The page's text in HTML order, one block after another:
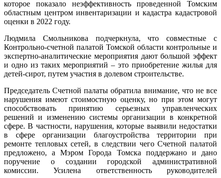
которое показало неэффективность проведенной Томским
областным центром инвентаризации и кадастра кадастровой
оценки в 2022 году.
Людмила Смольникова подчеркнула, что совместные с
Контрольно-счетной палатой Томской области контрольные и
экспертно-аналитические мероприятия дают большой эффект
и одно из таких мероприятий – это приобретение жилья для
детей-сирот, путем участия в долевом строительстве.
Председатель Счетной палаты обратила внимание, что не все
нарушения имеют стоимостную оценку, но при этом могут
способствовать принятию серьезных управленческих
решений и изменению системы организации в конкретной
сфере. В частности, нарушения, которые выявили недостатки
в сфере организации благоустройства территории при
ремонте тепловых сетей, в следствии чего Счетной палатой
предложено, а Мэром Города Томска поддержано и дано
поручение о создании городской административной
комиссии. Усилена ответственность руководителей